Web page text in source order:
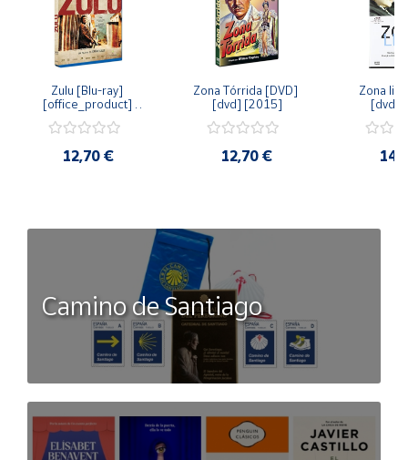
Zulu [Blu-ray]
[office_product]
12,70 €
Zona Tórrida [DVD]
[dvd] [2015]
12,70 €
Zona
[dvd]
Camino de Santiago